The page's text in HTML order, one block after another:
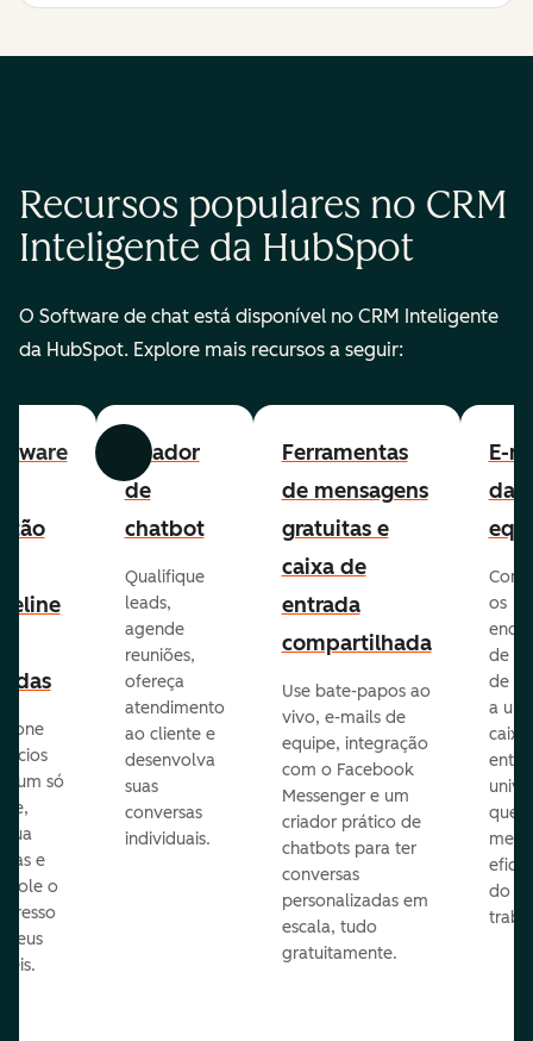
Recursos populares no CRM
Inteligente da HubSpot
O Software de chat está disponível no CRM Inteligente
da HubSpot. Explore mais recursos a seguir:
Anterior Avançar
um só
e
o
seus
Criador
de
chatbot
Qualifique
leads,
agende
reuniões,
ofereça
atendimento
ao cliente e
desenvolva
suas
conversas
individuais.
Ferramentas
de mensagens
gratuitas e
caixa de
entrada
compartilhada
Use bate-papos ao
vivo, e-mails de
equipe, integração
com o Facebook
Messenger e um
criador prático de
chatbots para ter
conversas
personalizadas em
escala, tudo
gratuitamente.
E-
da
os
de
de
a
caixa
que
do